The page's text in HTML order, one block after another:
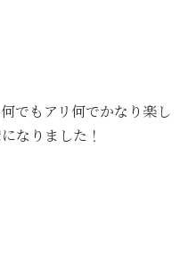
でもアリ何でかなり楽し
なりました！